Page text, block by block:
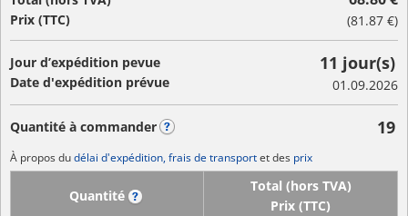
Prix (TTC)
(81.87 €)
Jour d’expédition pevue
Date d'expédition prévue
11 jour(s)
01.09.2026
Quantité à commander 19
À propos dudélai d'expédition, frais de transportet des prix
Quantité
Total (hors TVA)
Prix (TTC)